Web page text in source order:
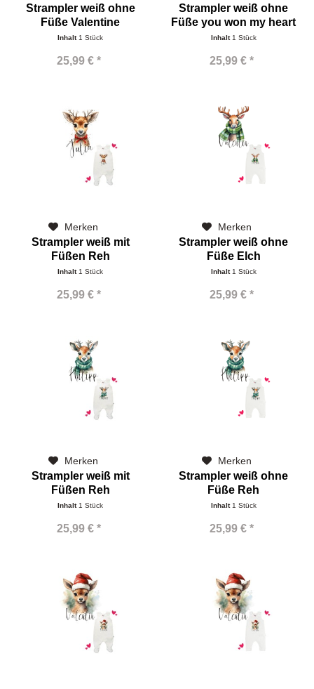
Strampler weiß ohne
Füße Valentine
Inhalt1 Stück
25,99 € *
Strampler weiß ohne
Füße you won my heart
mommy
Inhalt1 Stück
25,99 € *
Merken
Strampler weiß mit
Füßen Reh
Weihnachtszauber
Inhalt 1 Stück
25,99 € *
Merken
Strampler weiß ohne
Füße Elch
Inhalt 1 Stück
25,99 € *
Merken
Strampler weiß mit
Füßen Reh
Inhalt 1 Stück
25,99 € *
Merken
Strampler weiß ohne
Füße Reh
Inhalt 1 Stück
25,99 € *